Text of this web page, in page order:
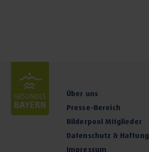
Über uns
Presse-Bereich
Bilderpool Mitglieder
Datenschutz & Haftung
Impressum